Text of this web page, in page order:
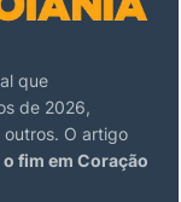
que
de 2026,
O artigo
fim em Coração